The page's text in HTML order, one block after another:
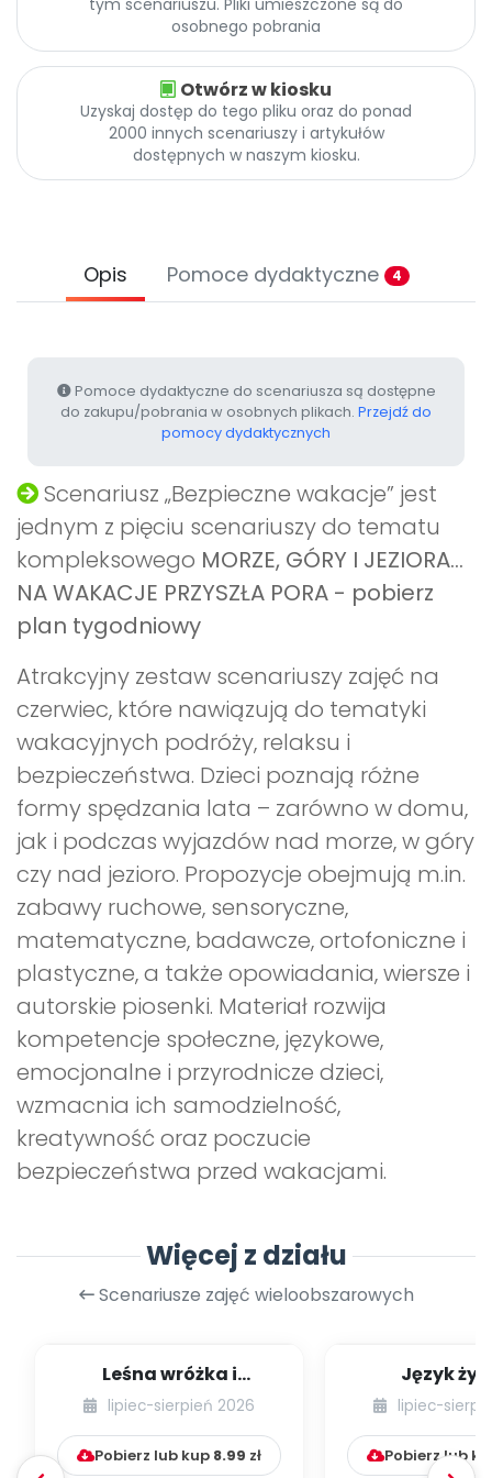
Archiwalne numery
Pomoc
osobnego pobrania
Otwórz w kiosku
Uzyskaj dostęp do tego pliku oraz do ponad
2000 innych scenariuszy i artykułów
dostępnych w naszym kiosku.
Opis Pomoce dydaktyczne 4
Pomoce dydaktyczne do scenariusza są dostępne
do zakupu/pobrania w osobnych plikach. Przejdź do
pomocy dydaktycznych
Scenariusz „Bezpieczne wakacje” jest
jednym z pięciu scenariuszy do tematu
kompleksowego MORZE, GÓRY I JEZIORA...
NA WAKACJE PRZYSZŁA PORA - pobierz
plan tygodniowy
Atrakcyjny zestaw scenariuszy zajęć na
czerwiec, które nawiązują do tematyki
wakacyjnych podróży, relaksu i
bezpieczeństwa. Dzieci poznają różne
formy spędzania lata – zarówno w domu,
jak i podczas wyjazdów nad morze, w góry
czy nad jezioro. Propozycje obejmują m.in.
zabawy ruchowe, sensoryczne,
matematyczne, badawcze, ortofoniczne i
plastyczne, a także opowiadania, wiersze i
autorskie piosenki. Materiał rozwija
kompetencje społeczne, językowe,
emocjonalne i przyrodnicze dzieci,
wzmacnia ich samodzielność,
kreatywność oraz poczucie
bezpieczeństwa przed wakacjami.
Więcej z działu
Scenariusze zajęć wieloobszarowych
Leśna wróżka i
przyjaciele
lipiec-sierpień 2026
Pobierz lub kup 8.99 zł
Język
lipiec-
Pobierz lub